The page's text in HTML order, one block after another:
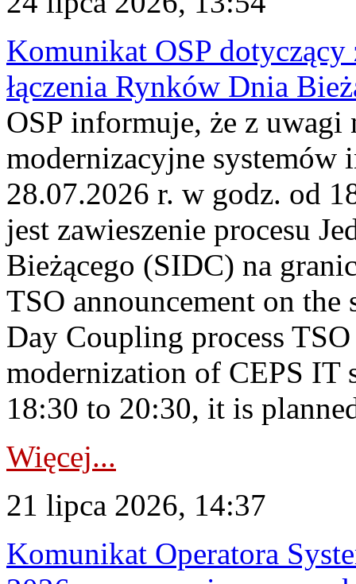
Komunikat OSP dotyczący
łączenia Rynków Dnia
OSP informuje, że z uwagi
modernizacyjne
28.07.2026 r. w godz. od
jest zawieszenie procesu
Bieżącego (SIDC) na
TSO announcement on
Day Coupling process
modernization of CEPS IT
18:30 to 20:30, it is
Więcej...
21 lipca 2026, 14:37
Komunikat Operatora